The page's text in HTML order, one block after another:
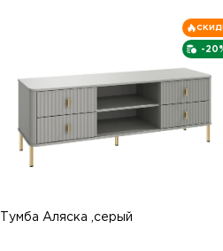
-
Тумба Аляска ,серый